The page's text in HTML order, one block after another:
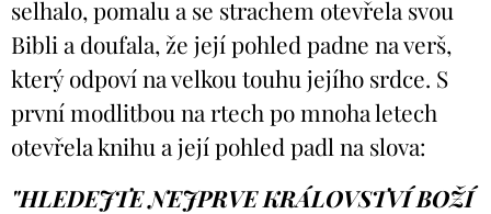
selhalo, pomalu a se strachem otevřela svou
Bibli a doufala, že její pohled padne na verš,
který odpoví na velkou touhu jejího srdce. S
první modlitbou na rtech po mnoha letech
otevřela knihu a její pohled padl na slova:
"HLEDEJTE NEJPRVE KRÁLOVSTVÍ BOŽÍ